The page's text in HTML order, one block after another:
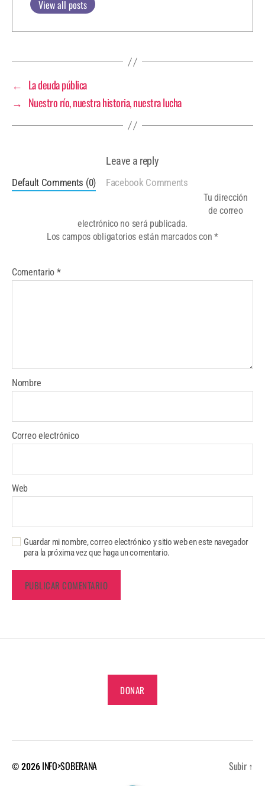
View all posts
← La deuda pública
→ Nuestro río, nuestra historia, nuestra lucha
Leave a reply
Default Comments (0) Facebook Comments
Tu dirección
de correo
electrónico no será publicada.
Los campos obligatorios están marcados con*
Comentario *
Nombre
Correo electrónico
Web
Guardar mi nombre, correo electrónico y sitio web en este navegador
para la próxima vez que haga un comentario.
DONAR
© 2026 INFO>SOBERANA Subir ↑